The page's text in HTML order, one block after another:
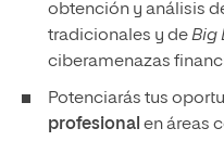
obtención y análisis
tradicionales y deBig
ciberamenazas
Potenciarás tus
profesional en áreas